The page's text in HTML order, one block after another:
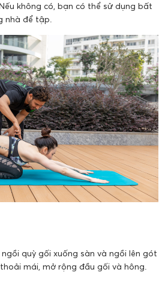
không có, bạn có thể sử dụng bất
nhà để tập.
quỳ gối xuống sàn và ngồi lên gót
mái, mở rộng đầu gối và hông.